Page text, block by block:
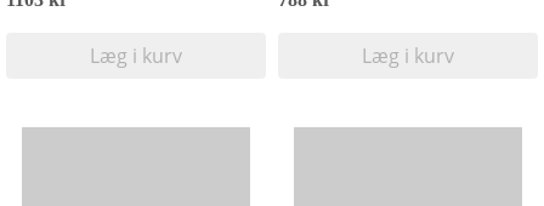
Læg i kurv Læg i kurv